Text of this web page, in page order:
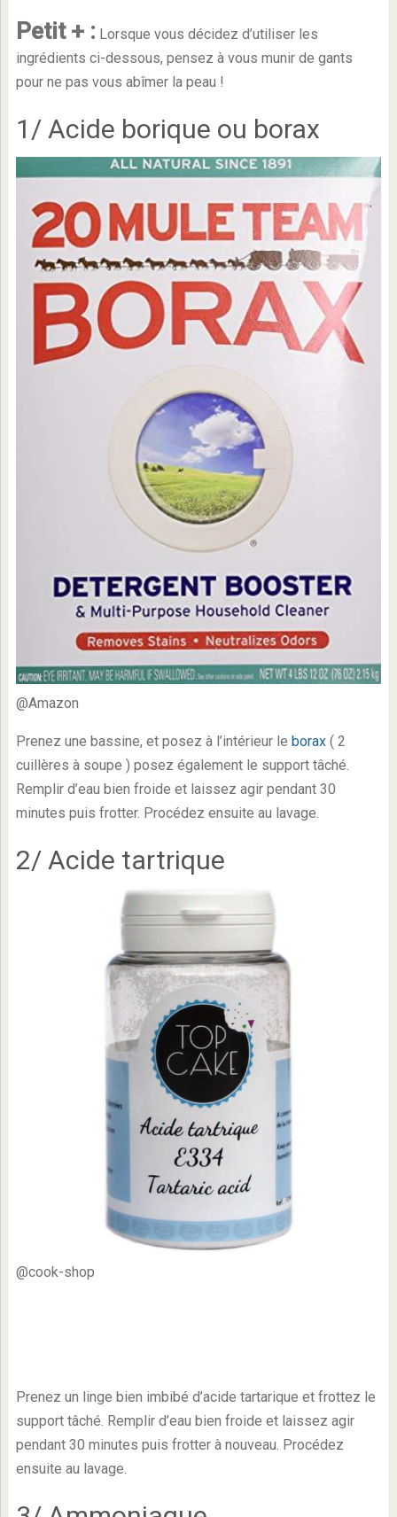
Petit + : Lorsque vous décidez d’utiliser les
ingrédients ci-dessous, pensez à vous munir de gants
pour ne pas vous abîmer la peau !
1/ Acide borique ou borax
@Amazon
Prenez une bassine, et posez à l’intérieur le borax ( 2
cuillères à soupe ) posez également le support tâché.
Remplir d’eau bien froide et laissez agir pendant 30
minutes puis frotter. Procédez ensuite au lavage.
2/ Acide tartrique
@cook-shop
Prenez un linge bien imbibé d’acide tartarique et frottez le
support tâché. Remplir d’eau bien froide et laissez agir
pendant 30 minutes puis frotter à nouveau. Procédez
ensuite au lavage.